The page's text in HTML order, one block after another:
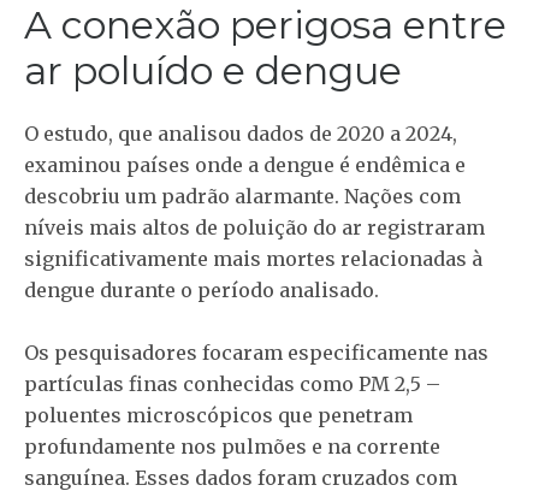
A conexão perigosa entre
ar poluído e dengue
O estudo, que analisou dados de 2020 a 2024,
examinou países onde a dengue é endêmica e
descobriu um padrão alarmante. Nações com
níveis mais altos de poluição do ar registraram
significativamente mais mortes relacionadas à
dengue durante o período analisado.
Os pesquisadores focaram especificamente nas
partículas finas conhecidas como PM 2,5 –
poluentes microscópicos que penetram
profundamente nos pulmões e na corrente
sanguínea. Esses dados foram cruzados com